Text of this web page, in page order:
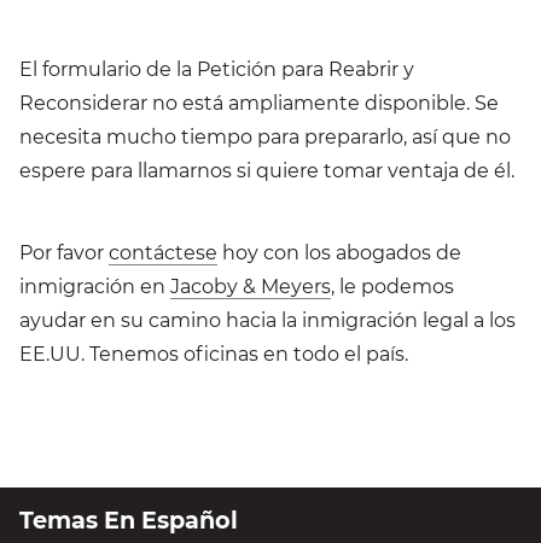
El formulario de la Petición para Reabrir y
Reconsiderar no está ampliamente disponible. Se
necesita mucho tiempo para prepararlo, así que no
espere para llamarnos si quiere tomar ventaja de él.
Por favor contáctese hoy con los abogados de
inmigración en Jacoby & Meyers, le podemos
ayudar en su camino hacia la inmigración legal a los
EE.UU. Tenemos oficinas en todo el país.
Temas En Español